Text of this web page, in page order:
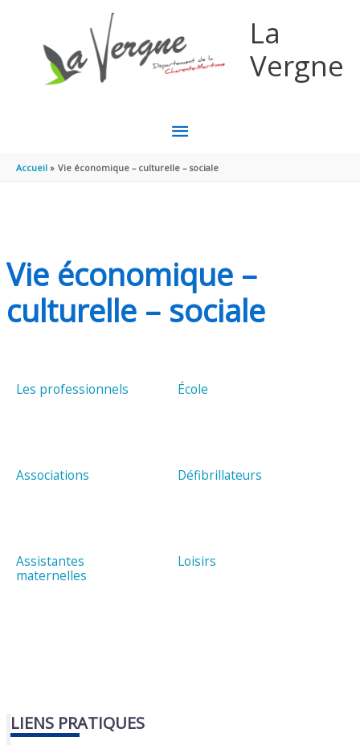
La
Vergne
MENU
PRINCIPAL
Accueil Vie économique – culturelle – sociale
Vie économique –
culturelle – sociale
Les professionnels École
Associations Défibrillateurs
Assistantes
maternelles
Loisirs
LIENS PRATIQUES